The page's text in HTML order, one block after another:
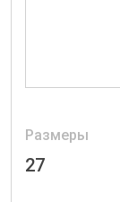
Размеры
27